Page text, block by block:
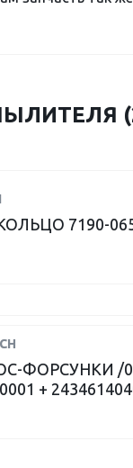
7190-
ФОРСУНКИ /
+